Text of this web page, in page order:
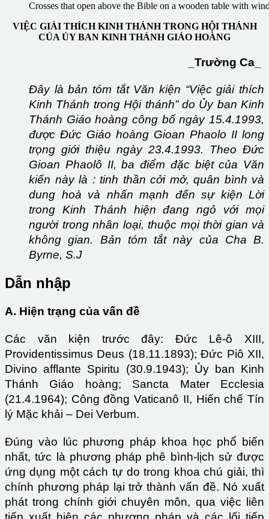
Crosses that open above the Bible on a wooden table with
VIỆC GIẢI THÍCH KINH THÁNH TRONG HỘI THÁNH
CỦA ỦY BAN KINH THÁNH GIÁO HOÀNG
_Trường Ca_
Đây là bản tóm tắt Văn kiện “Việc giải thích
Kinh Thánh trong Hội thánh” do Ủy ban Kinh
Thánh Giáo hoàng công bố ngày 15.4.1993,
được Đức Giáo hoàng Gioan Phaolo II long
trọng giới thiệu ngày 23.4.1993. Theo Đức
Gioan Phaolô II, ba điểm đặc biệt của Văn
kiến này là : tinh thần cởi mở, quân bình và
dung hoà và nhấn mạnh đến sự kiện Lời
trong Kinh Thánh hiện đang ngỏ với mọi
người trong nhân loại, thuộc mọi thời gian và
không gian. Bản tóm tắt này của Cha B.
Byrne, S.J
Dẫn nhập
A. Hiện trạng của vấn đề
Các văn kiện trước đây: Đức Lê-ô XIII,
Providentissimus Deus (18.11.1893); Đức Piô XII,
Divino afflante Spiritu (30.9.1943); Ủy ban Kinh
Thánh Giáo hoàng; Sancta Mater Ecclesia
(21.4.1964); Công đồng Vaticanô II, Hiến chế Tín
lý Mặc khải – Dei Verbum.
Đúng vào lúc phương pháp khoa học phổ biến
nhất, tức là phương pháp phê bình-lịch sử được
ứng dụng một cách tự do trong khoa chú giải, thì
chính phương pháp lại trở thành vấn đề. Nó xuất
phát trong chính giới chuyên môn, qua việc liên